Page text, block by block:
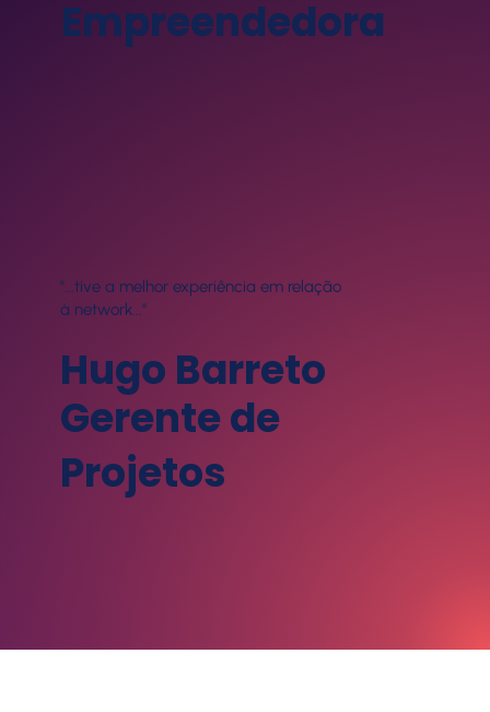
"...tive a melhor experiência em relação
à network..."
Hugo Barreto
Gerente de
Projetos
Empreendedora